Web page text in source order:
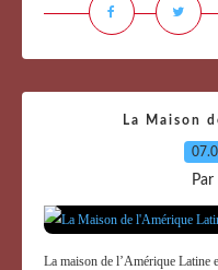
La Maison
La maison de l’Amérique Latine